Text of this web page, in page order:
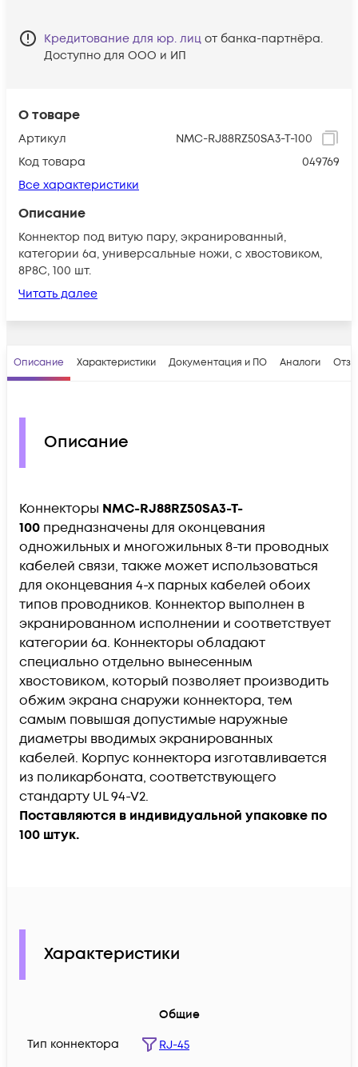
О товаре
Артикул
NMC-RJ88RZ50SA3-T-100
Код товара
049769
Все характеристики
Описание
Коннектор под витую пару, экранированный,
категории 6a, универсальные ножи, с хвостовиком,
8P8C, 100 шт.
Читать далее
Кредитование для юр. лиц от банка-партнёра.
Доступно для ООО и ИП
Описание Характеристики Документация и ПО Аналоги
Описание
Коннекторы NMC-RJ88RZ50SA3-T-
100 предназначены для оконцевания
одножильных и многожильных 8-ти проводных
кабелей связи, также может использоваться
для оконцевания 4-х парных кабелей обоих
типов проводников. Коннектор выполнен в
экранированном исполнении и соответствует
категории 6а. Коннекторы обладают
специально отдельно вынесенным
хвостовиком, который позволяет производить
обжим экрана снаружи коннектора, тем
самым повышая допустимые наружные
диаметры вводимых экранированных
кабелей. Корпус коннектора изготавливается
из поликарбоната, соответствующего
стандарту UL 94-V2.
Поставляются в индивидуальной упаковке по
100 штук.
Характеристики
Общие
Тип коннектора
RJ-45